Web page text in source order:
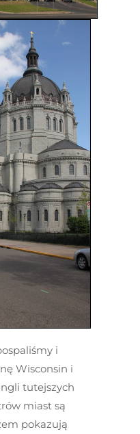
i
Wisconsin i
tutejszych
miast są
pokazują